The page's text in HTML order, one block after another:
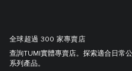
全球超過 300 家專賣店
查詢TUMI實體專賣店。探索適合日常
系列產品。